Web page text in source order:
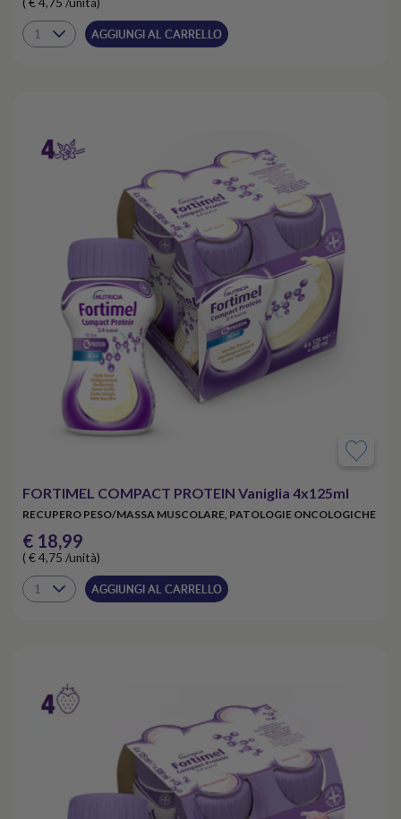
AGGIUNGI AL CARRELLO
FORTIMEL COMPACT PROTEIN Vaniglia 4x125ml
RECUPERO PESO/MASSA MUSCOLARE, PATOLOGIE ONCOLOGICHE
€ 18,99
( € 4,75 /unità)
AGGIUNGI AL CARRELLO